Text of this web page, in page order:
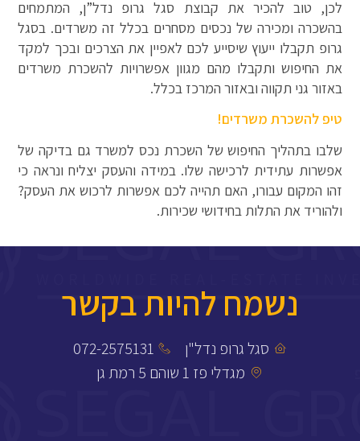
לכן, טוב להכיר את קבוצת סגל גרופ נדל”ן, המתמחים
בהשכרה ומכירה של נכסים מסחרים בכלל זה משרדים. בסגל
גרופ תקבלו ייעוץ שיסייע לכם לאפיין את הצרכים ובכך למקד
את החיפוש ותקבלו מהם מגוון אפשרויות להשכרת משרדים
באזור גני תקווה ובאזור המרכז בכלל.
טיפ להשכרת משרדים!
שלבו בתהליך החיפוש של השכרת נכס למשרד גם בדיקה של
אפשרות עתידית לרכישה שלו. במידה והעסק יצליח ונראה כי
זהו המקום עבורו, האם תהייה לכם אפשרות לרכוש את העסק?
ולהוריד את התלות בחידושי שכירות.
נשמח להיות בקשר
סגל גרופ נדל"ן
072-2575131
מגדלי פז 1 שוהם 5 רמת גן